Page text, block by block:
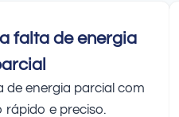
falta de energia
de energia parcial com
rápido e preciso.